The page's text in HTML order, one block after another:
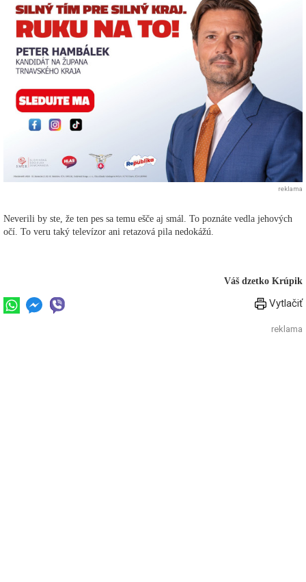
reklama
Neverili by ste, že ten pes sa temu ešče aj smál. To poznáte vedla jehových
očí. To veru taký televízor ani retazová pila nedokážú.
Váš dzetko Krúpik
Vytlačiť
reklama